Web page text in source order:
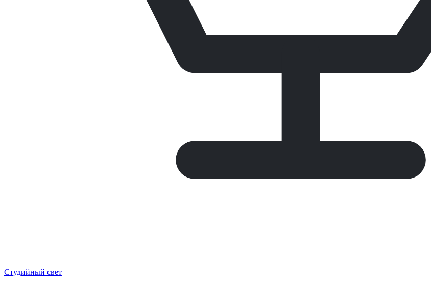
Студийный свет